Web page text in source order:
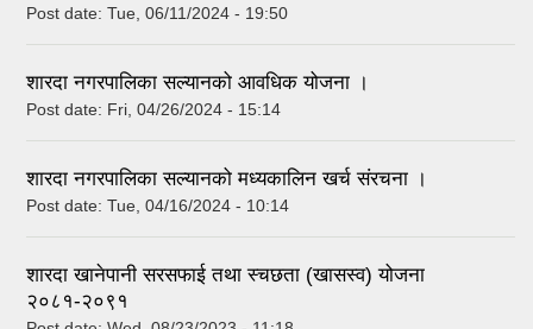
Post date: Tue, 06/11/2024 - 19:50
शारदा नगरपालिका सल्यानको आवधिक योजना ।
Post date: Fri, 04/26/2024 - 15:14
शारदा नगरपालिका सल्यानको मध्यकालिन खर्च संरचना ।
Post date: Tue, 04/16/2024 - 10:14
शारदा खानेपानी सरसफाई तथा स्चछता (खासस्व) योजना
२०८१-२०९१